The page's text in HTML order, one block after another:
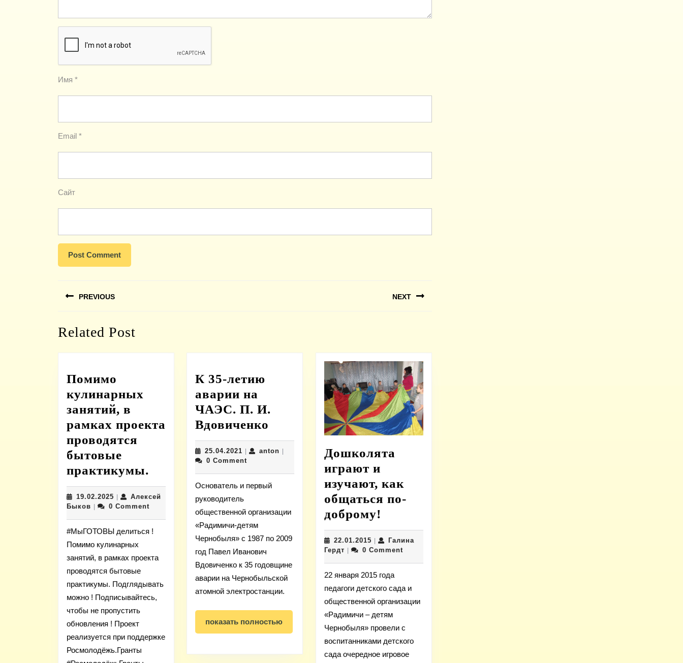
Имя *
Email *
Сайт
записям
PREVIOUS
post:
NEXT
Related Post
Помимо
кулинарных
занятий, в
рамках проекта
проводятся
бытовые
практикумы.
кулинарных
занятий,
рамках
проводятся
бытовые
практикумы.
19.02.2025 19.02.2025
|
Алексей
Быков Алексей
| 0 Comment
#МыГОТОВЫ делиться !
Помимо кулинарных
занятий, в рамках проекта
проводятся бытовые
практикумы. Подглядывать
можно ! Подписывайтесь,
чтобы не пропустить
обновления ! Проект
реализуется при поддержке
Росмолодёжь.Гранты
К 35-летию
аварии на
ЧАЭС. П. И.
Вдовиченко
35-
летию
на
П.
Вдовиченко
25.04.2021 25.04.2021
| anton anton
|
0 Comment
Основатель и первый
руководитель
общественной организации
«Радимичи-детям
Чернобыля» с 1987 по 2009
год Павел Иванович
Вдовиченко к 35 годовщине
аварии на Чернобыльской
атомной электростанции.
показать полностьюпоказать
полностью
Дошколята
играют и
изучают, как
общаться по-
доброму!
играют
и
как
общаться
по-
доброму!
22.01.201522.01.2015
Галина
ГердтГалина0 Comment
22 января 2015 года
педагоги детского сада и
общественной организации
«Радимичи – детям
Чернобыля» провели с
воспитанниками детского
сада очередное игровое